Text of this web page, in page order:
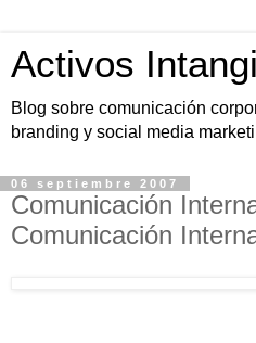
Activos
Blog sobre comunicación
branding y social media
06 septiembre 2007
Comunicación
Comunicación